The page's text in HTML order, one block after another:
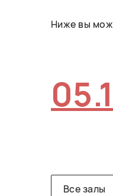
Ниже вы
Все залы